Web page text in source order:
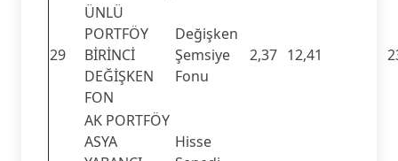
29
ÜNLÜ
PORTFÖY
BİRİNCİ
DEĞİŞKEN
FON
Değişken
Şemsiye
Fonu
2,37 12,41
AK PORTFÖY
ASYA
Hisse